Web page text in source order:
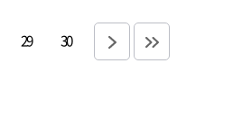
29 30